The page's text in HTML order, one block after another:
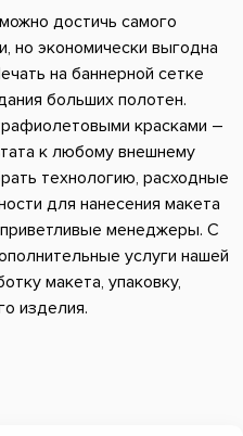
достичь самого
но экономически выгодна
на баннерной сетке
больших полотен.
красками –
к любому внешнему
технологию, расходные
для нанесения макета
менеджеры. С
услуги нашей
макета, упаковку,
изделия.